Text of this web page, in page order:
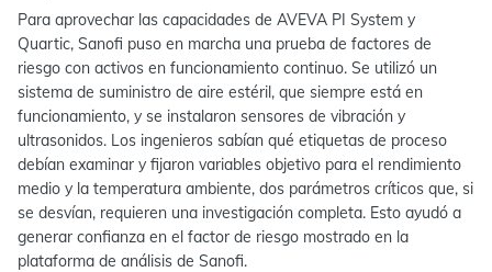
Para aprovechar las capacidades de AVEVA PI System y
Quartic, Sanofi puso en marcha una prueba de factores de
riesgo con activos en funcionamiento continuo. Se utilizó un
sistema de suministro de aire estéril, que siempre está en
funcionamiento, y se instalaron sensores de vibración y
ultrasonidos. Los ingenieros sabían qué etiquetas de proceso
debían examinar y fijaron variables objetivo para el rendimiento
medio y la temperatura ambiente, dos parámetros críticos que, si
se desvían, requieren una investigación completa. Esto ayudó a
generar confianza en el factor de riesgo mostrado en la
plataforma de análisis de Sanofi.